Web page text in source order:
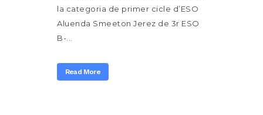
la categoria de primer cicle d’ESO
Aluenda Smeeton Jerez de 3r ESO
B-...
Read More